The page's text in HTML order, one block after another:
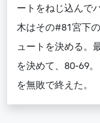
ートをねじ込んで
木はその#81宮下
ュートを決める。
を決めて、80-69
を無敗で終えた。